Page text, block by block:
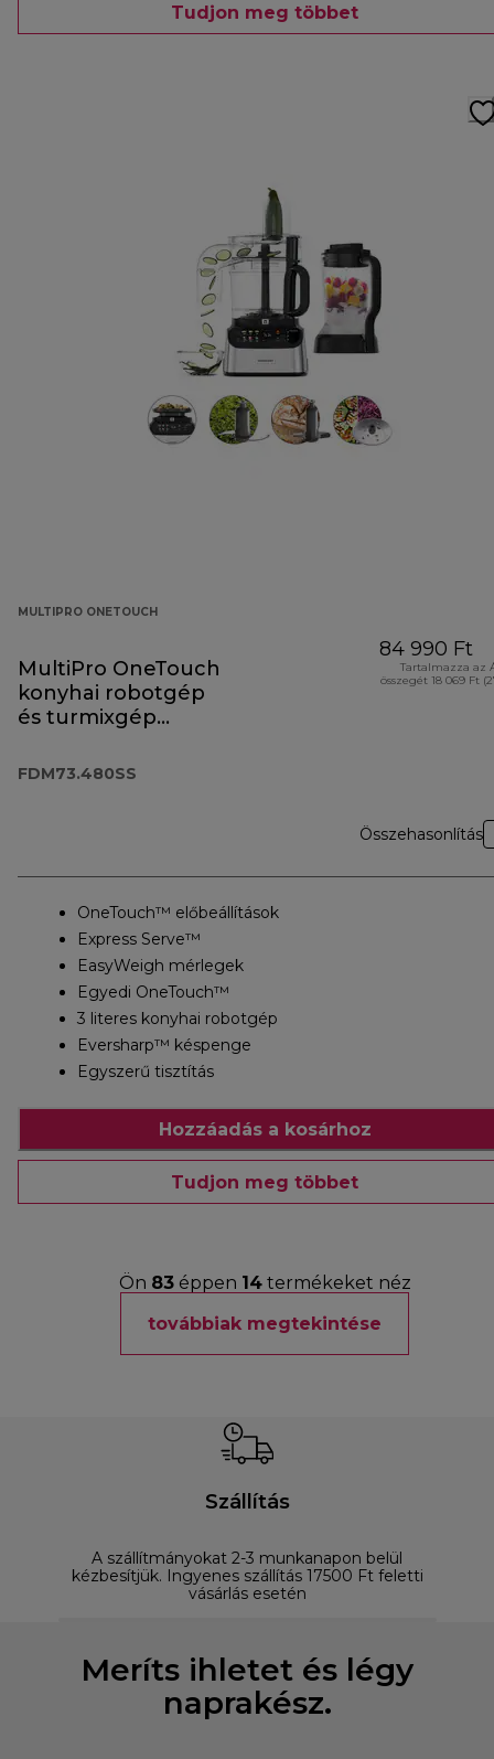
Tudjon meg többet
MULTIPRO ONETOUCH
MultiPro OneTouch
konyhai robotgép
és turmixgép
FDM73.480SS
84 990 Ft
Tartalmazza az
összegét 18 069 Ft
Összehasonlítás
OneTouch™ előbeállítások
Express Serve™
EasyWeigh mérlegek
Egyedi OneTouch™
3 literes konyhai robotgép
Eversharp™ késpenge
Egyszerű tisztítás
Hozzáadás a kosárhoz
Tudjon meg többet
Ön 83éppen 14termékeket néz
továbbiak megtekintése
Szállítás
A szállítmányokat 2-3 munkanapon belül
kézbesítjük. Ingyenes szállítás 17500 Ft feletti
vásárlás esetén
Meríts ihletet és légy
naprakész.